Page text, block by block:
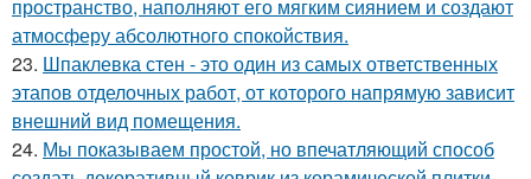
пространство, наполняют его мягким сиянием и создают
атмосферу абсолютного спокойствия.
23. Шпаклевка стен - это один из самых ответственных
этапов отделочных работ, от которого напрямую зависит
внешний вид помещения.
24. Мы показываем простой, но впечатляющий способ